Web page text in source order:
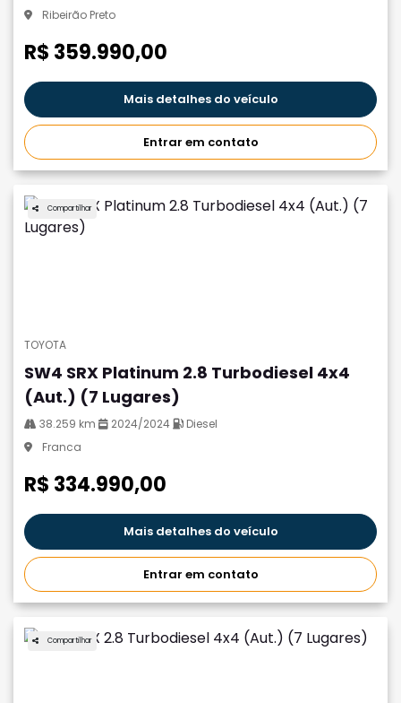
Ribeirão Preto
R$ 359.990,00
Mais detalhes do veículo
Entrar em contato
Compartilhar
TOYOTA
SW4 SRX Platinum 2.8 Turbodiesel 4x4
(Aut.) (7 Lugares)
38.259 km 2024/2024
Diesel
Franca
R$ 334.990,00
Mais detalhes do veículo
Entrar em contato
Compartilhar